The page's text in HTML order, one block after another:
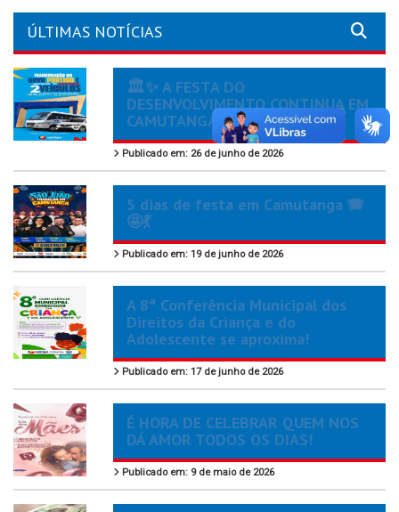
ÚLTIMAS NOTÍCIAS
🏛️✨ A FESTA DO
DESENVOLVIMENTO CONTINUA EM
CAMUTANGA!
Publicado em: 26 de junho de 2026
5 dias de festa em Camutanga 🪗
🤩💃
Publicado em: 19 de junho de 2026
A 8ª Conferência Municipal dos
Direitos da Criança e do
Adolescente se aproxima!
Publicado em: 17 de junho de 2026
É HORA DE CELEBRAR QUEM NOS
DÁ AMOR TODOS OS DIAS!
Publicado em: 9 de maio de 2026